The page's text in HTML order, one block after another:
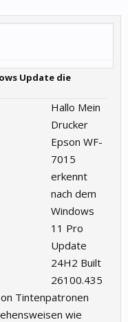
Update die
Hallo Mein
Drucker
Epson WF-
7015
erkennt
nach dem
Windows
11 Pro
Update
24H2 Built
26100.435
Tintenpatronen
wie